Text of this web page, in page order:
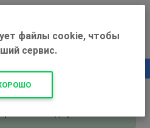
+500 ₽
магазин работает по
файлы cookie, чтобы
сервис.